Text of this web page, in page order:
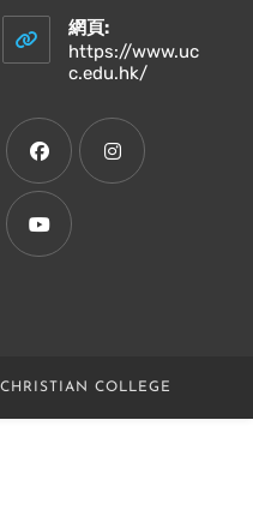
your
application
網頁:
https://www.uc
c.edu.hk/Opens
Opens
in
tab
COLLEGE